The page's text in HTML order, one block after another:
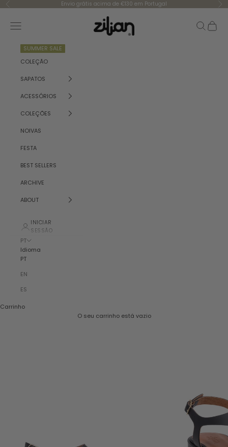
Saltar para o conteúdo
Anterior Envio grátis acima de €130 em Portugal
Zilian
Menu Pesquisar
SUMMER SALE
COLEÇÃO
SAPATOS
ACESSÓRIOS
COLEÇÕES
NOIVAS
FESTA
BEST SELLERS
ARCHIVE
ABOUT
INICIAR
SESSÃO
PT
Idioma
PT
EN
ES
Carrinho
O seu carrinho está vazio